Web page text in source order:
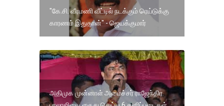
"கே.சி. வீரமணி வீட்டில் நடக்கும் ரெய்டுக்கு
காரணம் இதுதான்" - ஜெயக்குமார்
அதிமுக முன்னாள் அமைச்சர் ராஜேந்திர